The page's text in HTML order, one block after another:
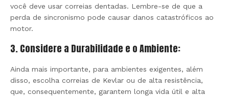
você deve usar correias dentadas. Lembre-se de que a
perda de sincronismo pode causar danos catastróficos ao
motor.
3. Considere a Durabilidade e o Ambiente:
Ainda mais importante, para ambientes exigentes, além
disso, escolha correias de Kevlar ou de alta resistência,
que, consequentemente, garantem longa vida útil e alta